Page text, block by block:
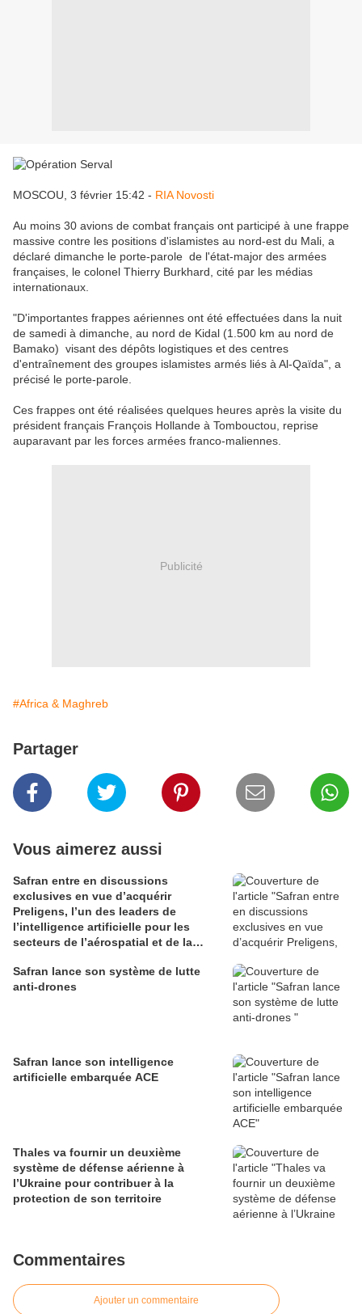
MOSCOU, 3 février 15:42 - RIA Novosti
Au moins 30 avions de combat français ont participé à une frappe
massive contre les positions d'islamistes au nord-est du Mali, a
déclaré dimanche le porte-parole de l'état-major des armées
françaises, le colonel Thierry Burkhard, cité par les médias
internationaux.
"D'importantes frappes aériennes ont été effectuées dans la nuit
de samedi à dimanche, au nord de Kidal (1.500 km au nord de
Bamako) visant des dépôts logistiques et des centres
d'entraînement des groupes islamistes armés liés à Al-Qaïda", a
précisé le porte-parole.
Ces frappes ont été réalisées quelques heures après la visite du
président français François Hollande à Tombouctou, reprise
auparavant par les forces armées franco-maliennes.
Publicité
#Africa & Maghreb
Partager
Vous aimerez aussi
Safran entre en discussions
exclusives en vue d’acquérir
Preligens, l’un des leaders de
l’intelligence artificielle pour les
secteurs de l’aérospatial et de la
Safran lance son système de lutte
anti-drones
Safran lance son intelligence
artificielle embarquée ACE
Thales va fournir un deuxième
système de défense aérienne à
l’Ukraine pour contribuer à la
protection de son territoire
Commentaires
Ajouter un commentaire